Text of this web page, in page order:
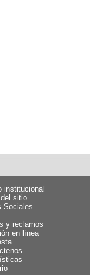
institucional
sitio
Sociales
y reclamos
en línea